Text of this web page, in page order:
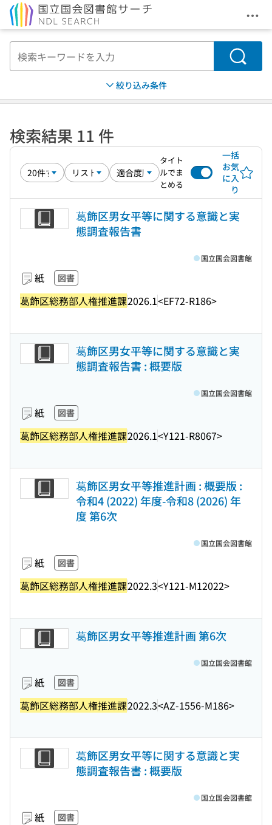
メ
検索
絞り込み条件
検索結果 11 件
タイト
ルでま
とめる
一括
お気
に入
り
葛飾区男女平等に関する意識と実
態調査報告書
紙 図書
葛飾区総務部人権推進課2026.1<EF72-R186>
国立国会図書館
葛飾区男女平等に関する意識と実
態調査報告書 : 概要版
紙 図書
葛飾区総務部人権推進課2026.1<Y121-R8067>
国立国会図書館
葛飾区男女平等推進計画 : 概要版 :
令和4 (2022) 年度-令和8 (2026) 年
度 第6次
紙 図書
葛飾区総務部人権推進課2022.3<Y121-M12022>
国立国会図書館
葛飾区男女平等推進計画 第6次
紙 図書
葛飾区総務部人権推進課2022.3<AZ-1556-M186>
国立国会図書館
葛飾区男女平等に関する意識と実
態調査報告書 : 概要版
紙 図書
国立国会図書館